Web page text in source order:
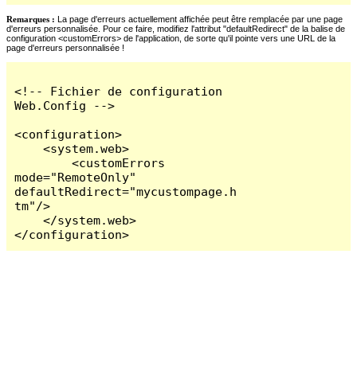
Remarques : La page d'erreurs actuellement affichée peut être remplacée par une page
d'erreurs personnalisée. Pour ce faire, modifiez l'attribut "defaultRedirect" de la balise de
configuration <customErrors> de l'application, de sorte qu'il pointe vers une URL de la
page d'erreurs personnalisée !
<!-- Fichier de configuration
Web.Config -->
<configuration>
    <system.web>
        <customErrors
mode="RemoteOnly"
defaultRedirect="mycustompage.h
tm"/>
    </system.web>
</configuration>